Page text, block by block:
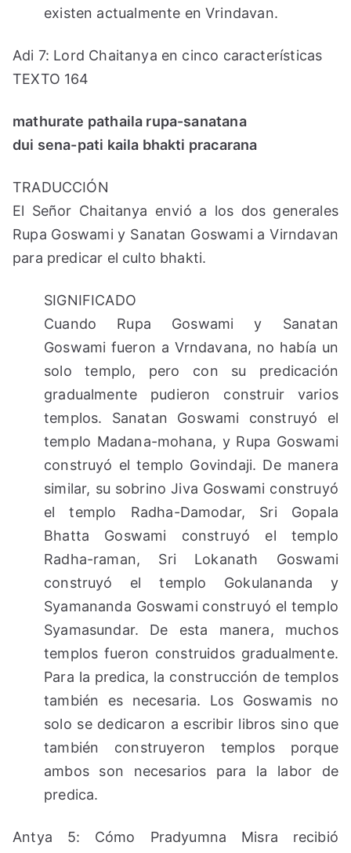
existen actualmente en Vrindavan.
Adi 7: Lord Chaitanya en cinco características
TEXTO 164
mathurate pathaila rupa-sanatana
dui sena-pati kaila bhakti pracarana
TRADUCCIÓN
El Señor Chaitanya envió a los dos generales
Rupa Goswami y Sanatan Goswami a Virndavan
para predicar el culto bhakti.
SIGNIFICADO
Cuando Rupa Goswami y Sanatan
Goswami fueron a Vrndavana, no había un
solo templo, pero con su predicación
gradualmente pudieron construir varios
templos. Sanatan Goswami construyó el
templo Madana-mohana, y Rupa Goswami
construyó el templo Govindaji. De manera
similar, su sobrino Jiva Goswami construyó
el templo Radha-Damodar, Sri Gopala
Bhatta Goswami construyó el templo
Radha-raman, Sri Lokanath Goswami
construyó el templo Gokulananda y
Syamananda Goswami construyó el templo
Syamasundar. De esta manera, muchos
templos fueron construidos gradualmente.
Para la predica, la construcción de templos
también es necesaria. Los Goswamis no
solo se dedicaron a escribir libros sino que
también construyeron templos porque
ambos son necesarios para la labor de
predica.
Antya 5: Cómo Pradyumna Misra recibió